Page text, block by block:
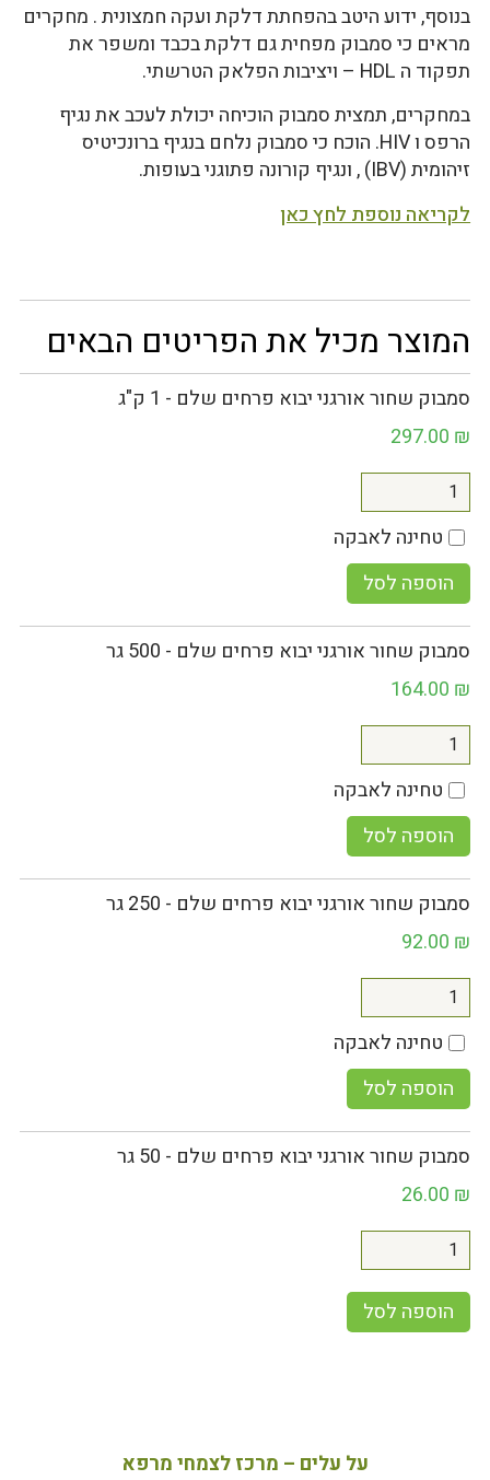
בנוסף, ידוע היטב בהפחתת דלקת ועקה חמצונית . מחקרים
מראים כי סמבוק מפחית גם דלקת בכבד ומשפר את
תפקוד ה HDL – ויציבות הפלאק הטרשתי.
במחקרים, תמצית סמבוק הוכיחה יכולת לעכב את נגיף
הרפס ו HIV. הוכח כי סמבוק נלחם בנגיף ברונכיטיס
זיהומית (IBV) , ונגיף קורונה פתוגני בעופות.
לקריאה נוספת לחץ כאן
המוצר מכיל את הפריטים הבאים
סמבוק שחור אורגני יבוא פרחים שלם - 1 ק"ג
297.00 ₪
טחינה לאבקה
הוספה לסל
סמבוק שחור אורגני יבוא פרחים שלם - 500 גר
164.00 ₪
טחינה לאבקה
הוספה לסל
סמבוק שחור אורגני יבוא פרחים שלם - 250 גר
92.00 ₪
טחינה לאבקה
הוספה לסל
סמבוק שחור אורגני יבוא פרחים שלם - 50 גר
26.00 ₪
הוספה לסל
על עלים – מרכז לצמחי מרפא